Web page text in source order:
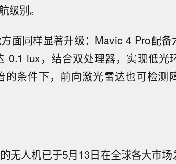
级别。
面同样显著升级：Mavic 4 Pro配备
0.1 lux，结合双处理器，实现低光
的条件下，前向激光雷达也可检测
无人机已于5月13日在全球各大市